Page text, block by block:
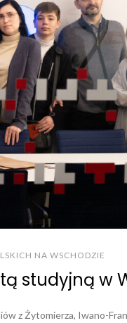
NA WSCHODZIE
studyjną w
z Żytomierza, Iwano-